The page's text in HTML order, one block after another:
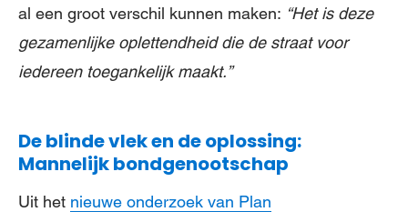
al een groot verschil kunnen maken: “Het is deze
gezamenlijke oplettendheid die de straat voor
iedereen toegankelijk maakt.”
De blinde vlek en de oplossing:
Mannelijk bondgenootschap
Uit het nieuwe onderzoek van Plan